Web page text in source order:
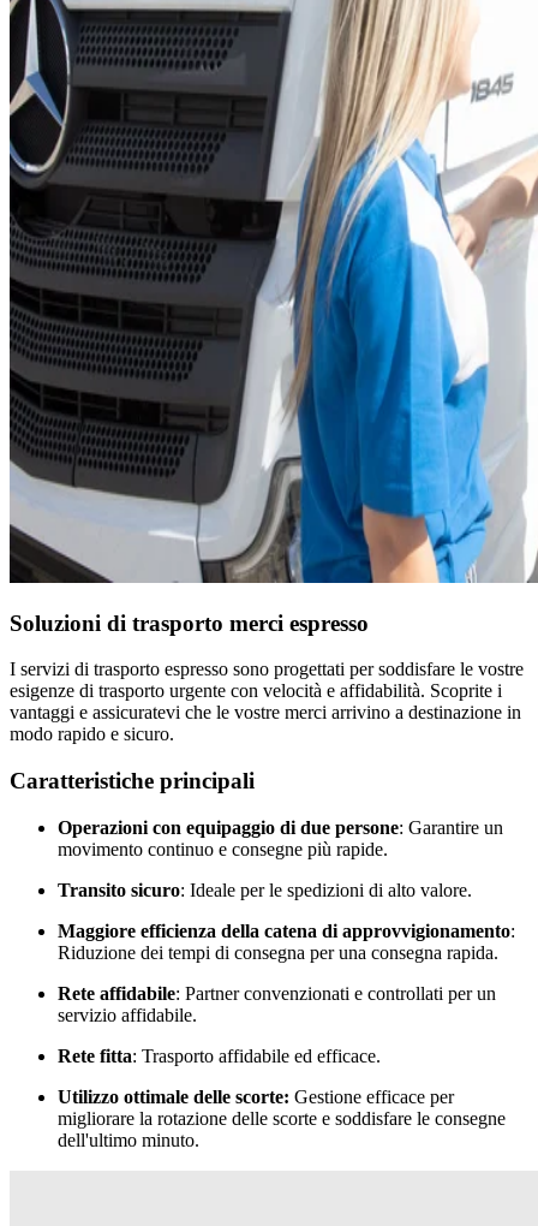
Soluzioni di trasporto merci espresso
I servizi di trasporto espresso sono progettati per soddisfare le vostre
esigenze di trasporto urgente con velocità e affidabilità. Scoprite i
vantaggi e assicuratevi che le vostre merci arrivino a destinazione in
modo rapido e sicuro.
Caratteristiche principali
Operazioni con equipaggio di due persone: Garantire un
movimento continuo e consegne più rapide.
Transito sicuro: Ideale per le spedizioni di alto valore.
Maggiore efficienza della catena di approvvigionamento:
Riduzione dei tempi di consegna per una consegna rapida.
Rete affidabile: Partner convenzionati e controllati per un
servizio affidabile.
Rete fitta: Trasporto affidabile ed efficace.
Utilizzo ottimale delle scorte: Gestione efficace per
migliorare la rotazione delle scorte e soddisfare le consegne
dell'ultimo minuto.